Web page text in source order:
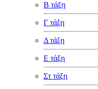
Β τάξη
Γ τάξη
Δ τάξη
Ε τάξη
Στ τάξη